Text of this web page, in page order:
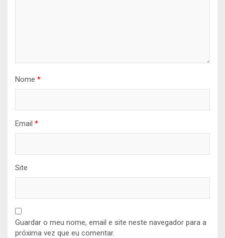
Nome *
Email *
Site
Guardar o meu nome, email e site neste navegador para a
próxima vez que eu comentar.